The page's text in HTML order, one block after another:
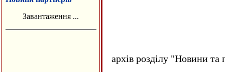
Завантаження ...
архів розділу "Новини та